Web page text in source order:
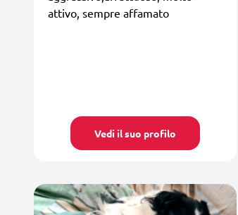
attivo, sempre affamato
Vedi il suo profilo